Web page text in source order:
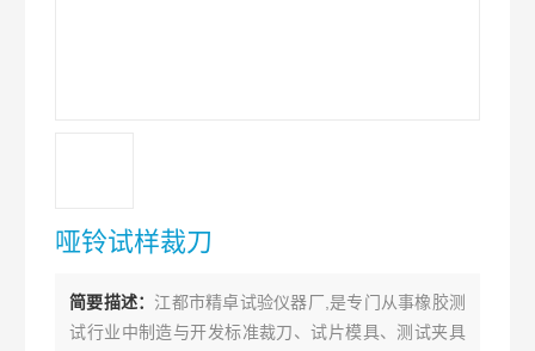
哑铃试样裁刀
简要描述： 江都市精卓试验仪器厂,是专门从事橡胶测
试行业中制造与开发标准裁刀、试片模具、测试夹具